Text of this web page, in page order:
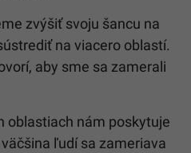
zvýšiť svoju šancu na
na viacero oblastí.
aby sme sa zamerali
oblastiach nám poskytuje
ľudí sa zameriava